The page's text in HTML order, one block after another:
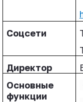
Соцсети
Директор
Основные
функции